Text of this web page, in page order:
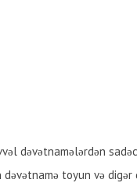
dəvətnamələrdən
toyun və digər